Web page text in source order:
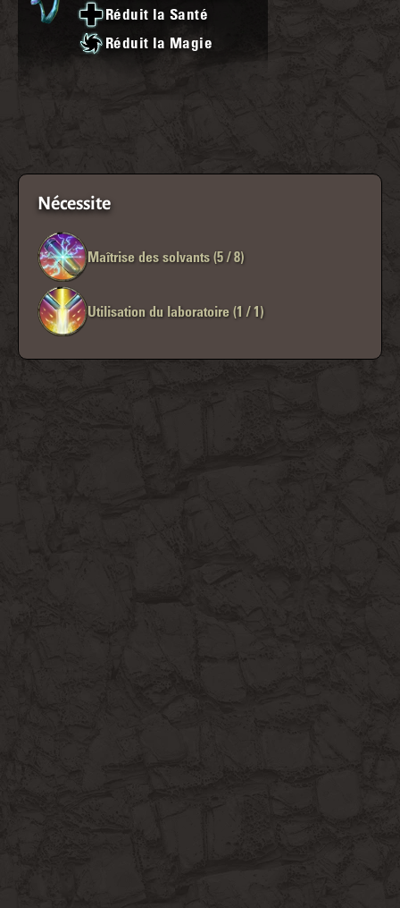
Réduit la Santé
Réduit la Magie
Nécessite
Maîtrise des solvants (5 / 8)
Utilisation du laboratoire (1 / 1)